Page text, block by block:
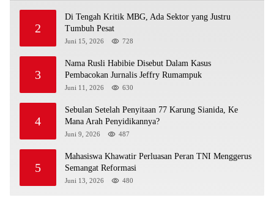
2
Di Tengah Kritik MBG, Ada Sektor yang Justru
Tumbuh Pesat
Juni 15, 2026 728
3
Nama Rusli Habibie Disebut Dalam Kasus
Pembacokan Jurnalis Jeffry Rumampuk
Juni 11, 2026 630
4
Sebulan Setelah Penyitaan 77 Karung Sianida, Ke
Mana Arah Penyidikannya?
Juni 9, 2026 487
5
Mahasiswa Khawatir Perluasan Peran TNI Menggerus
Semangat Reformasi
Juni 13, 2026 480